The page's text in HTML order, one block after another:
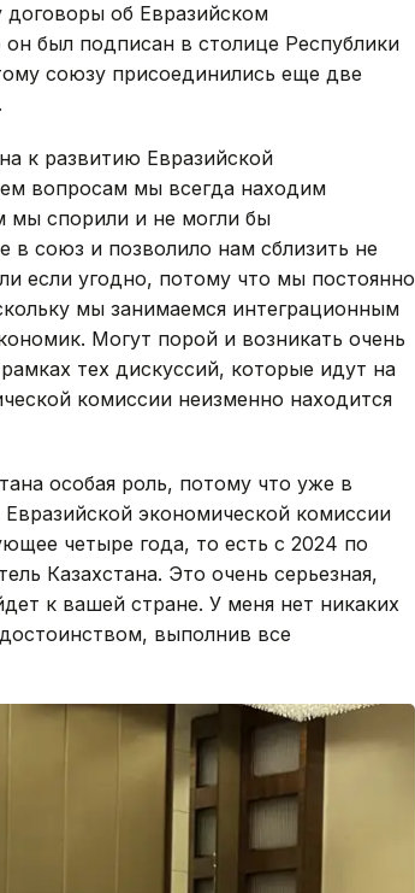
договоры об Евразийском
был подписан в столице Республики
союзу присоединились еще две
к развитию Евразийской
вопросам мы всегда находим
мы спорили и не могли бы
в союз и позволило нам сблизить не
если угодно, потому что мы постоянно
мы занимаемся интеграционным
Могут порой и возникать очень
тех дискуссий, которые идут на
комиссии неизменно находится
особая роль, потому что уже в
экономической комиссии
четыре года, то есть с 2024 по
Казахстана. Это очень серьезная,
к вашей стране. У меня нет никаких
выполнив все